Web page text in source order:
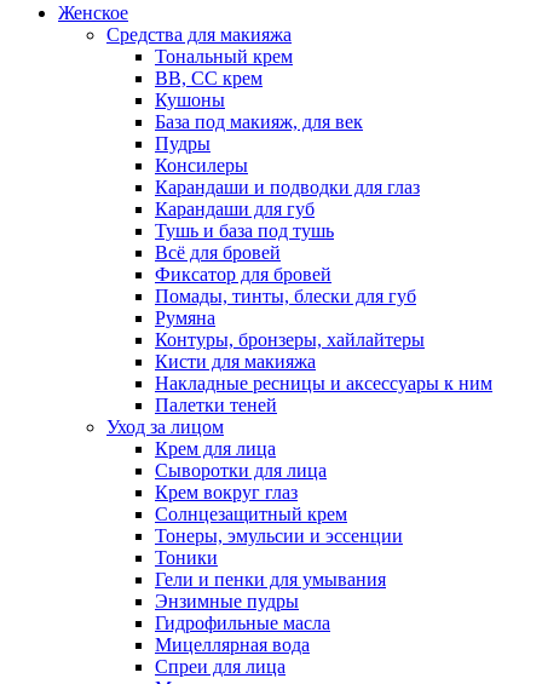
Женское
Средства для макияжа
Тональный крем
BB, CC крем
Кушоны
База под макияж, для век
Пудры
Консилеры
Карандаши и подводки для глаз
Карандаши для губ
Тушь и база под тушь
Всё для бровей
Фиксатор для бровей
Помады, тинты, блески для губ
Румяна
Контуры, бронзеры, хайлайтеры
Кисти для макияжа
Накладные ресницы и аксессуары к ним
Палетки теней
Уход за лицом
Крем для лица
Сыворотки для лица
Крем вокруг глаз
Солнцезащитный крем
Тонеры, эмульсии и эссенции
Тоники
Гели и пенки для умывания
Энзимные пудры
Гидрофильные масла
Мицеллярная вода
Спреи для лица